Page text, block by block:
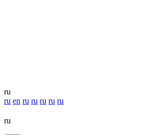
ru
ru en ru ru ru ru ru
ru